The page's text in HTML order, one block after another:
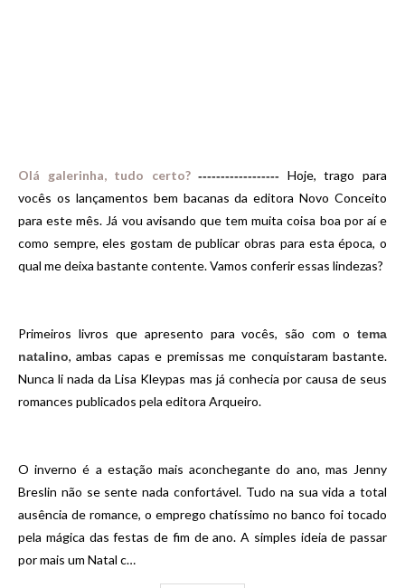
Olá galerinha, tudo certo? ------------------
Hoje, trago para
vocês os lançamentos bem bacanas da editora Novo Conceito
para este mês. Já vou avisando que tem muita coisa boa por aí e
como sempre, eles gostam de publicar obras para esta época, o
qual me deixa bastante contente. Vamos conferir essas lindezas?
Primeiros livros que apresento para vocês, são com o tema
natalino, ambas capas e premissas me conquistaram bastante.
Nunca li nada da Lisa Kleypas mas já conhecia por causa de seus
romances publicados pela editora Arqueiro.
O inverno é a estação mais aconchegante do ano, mas Jenny
Breslin não se sente nada confortável. Tudo na sua vida a total
ausência de romance, o emprego chatíssimo no banco foi tocado
pela mágica das festas de fim de ano. A simples ideia de passar
por mais um Natal c…